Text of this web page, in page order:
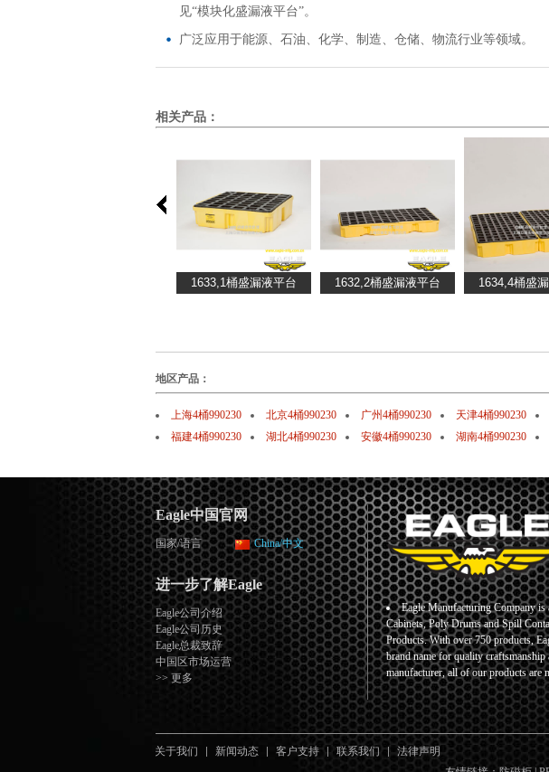
见“模块化盛漏液平台”。
广泛应用于能源、石油、化学、制造、仓储、物流行业等领域。
相关产品：
地区产品：
上海4桶990230 北京4桶990230 广州4桶990230 天津4桶990230
福建4桶990230
湖北4桶990230 安徽4桶990230 湖南4桶990230
Eagle中国官网
国家/语言 China/中文
进一步了解Eagle
Eagle公司介绍
Eagle公司历史
Eagle总裁致辞
中国区市场运营
>> 更多
Eagle Manufacturing Company
Cabinets, Poly Drums and Spill
Products. With over 750 products,
brand name for quality
manufacturer, all of our products are
关于我们 新闻动态 客户支持 联系我们 法律声明